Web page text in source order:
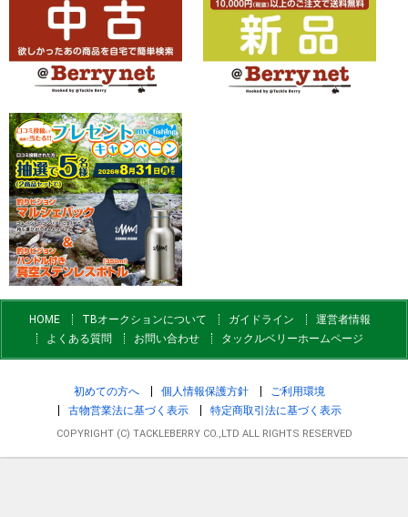
HOME TBオークションについて ガイドライン
運営者情報
よくある質問
お問い合わせ タックルベリーホームページ
初めての方へ 個人情報保護方針
ご利用環境
古物営業法に基づく表示
特定商取引法に基づく表示
COPYRIGHT (C) TACKLEBERRY CO.,LTD ALL RIGHTS RESERVED